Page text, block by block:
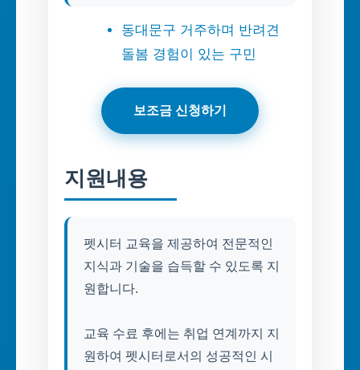
동대문구 거주하며 반려견
돌봄 경험이 있는 구민
보조금 신청하기
지원내용
펫시터 교육을 제공하여 전문적인
지식과 기술을 습득할 수 있도록 지
원합니다.
교육 수료 후에는 취업 연계까지 지
원하여 펫시터로서의 성공적인 시